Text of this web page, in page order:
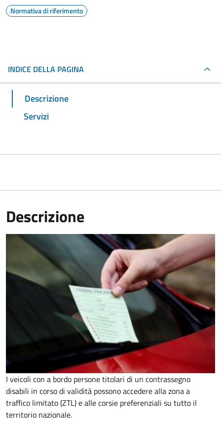
Normativa di riferimento
INDICE DELLA PAGINA
Descrizione
Servizi
Descrizione
I veicoli con a bordo persone titolari di un contrassegno
disabili in corso di validità possono accedere alla zona a
traffico limitato (ZTL) e alle corsie preferenziali su tutto il
territorio nazionale.